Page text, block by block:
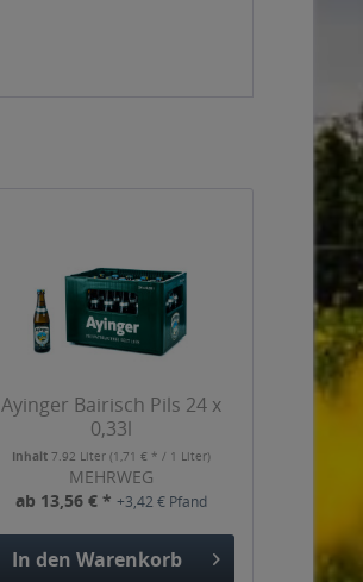
Ayinger Bairisch Pils 24 x
0,33l
Inhalt 7.92 Liter (1,71 € * / 1 Liter)
MEHRWEG
ab 13,56 € * +3,42 € Pfand
In den Warenkorb